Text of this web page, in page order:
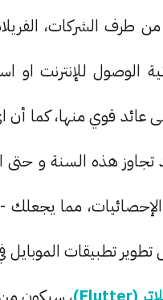
من طرف الشركات،
الوصول للإنترنت
قوي منها، كما أن
تجاوز هذه السنة و
مما يجعلك -
تطبيقات الموبايل في